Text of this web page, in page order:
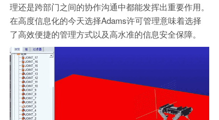
理还是跨部门之间的协作沟通中都能发挥出重要作用。
在高度信息化的今天选择Adams许可管理意味着选择
了高效便捷的管理方式以及高水准的信息安全保障。